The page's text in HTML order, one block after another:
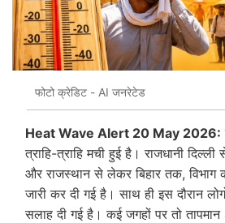
फोटो क्रेडिट - AI जनरेटेड
Heat Wave Alert 20 May 2026:
त्राहि-त्राहि मची हुई है। राजधानी
और राजस्थान से लेकर बिहार तक, विभाग
जारी कर दी गई है। साथ ही इस दौरान
सलाह दी गई है। कई जगहों पर तो